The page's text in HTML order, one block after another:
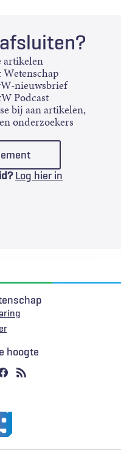
artikelen
nieuwsbrief
Podcast
bij aan artikelen,
onderzoekers
Log hier in
hoogte